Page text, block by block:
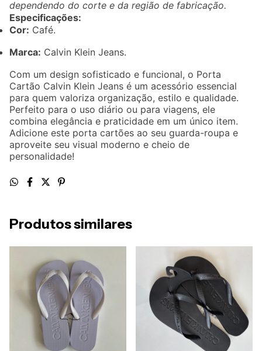
dependendo do corte e da região de fabricação.
Especificações:
Cor: Café.
Marca: Calvin Klein Jeans.
Com um design sofisticado e funcional, o Porta
Cartão Calvin Klein Jeans é um acessório essencial
para quem valoriza organização, estilo e qualidade.
Perfeito para o uso diário ou para viagens, ele
combina elegância e praticidade em um único item.
Adicione este porta cartões ao seu guarda-roupa e
aproveite seu visual moderno e cheio de
personalidade!
Produtos similares